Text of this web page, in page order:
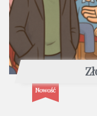
Nowość